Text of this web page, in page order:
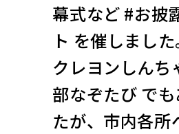
幕式など #お披
ト を催しまし
クレヨンしんち
部なぞたび で
たが、市内各所